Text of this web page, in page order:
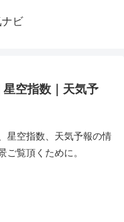
ビ
空指数｜天気予
星空指数、天気予報の情
ご覧頂くために。